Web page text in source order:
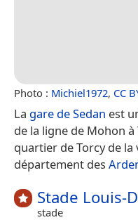
Photo : Michiel1972, CC
La gare de Sedan est
de la ligne de Mohon
quartier de Torcy de la
département des
Stade Louis-
stade